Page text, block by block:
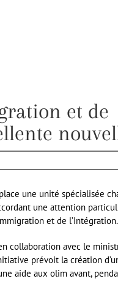
et de
une unité spécialisée
une attention
et de l’Intégration.
collaboration avec le
prévoit la création
aide aux olim avant,